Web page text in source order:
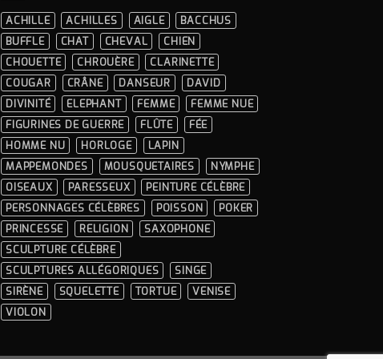
ACHILLE ACHILLES AIGLE
BACCHUS
BUFFLE
CHAT CHEVAL
CHIEN
CHOUETTE
CHROUÈRE
CLARINETTE
COUGAR
CRÂNE DANSEUR
DAVID
DIVINITÉ
ELEPHANT FEMME
FEMME NUE
FIGURINES DE GUERRE
FLÛTE
FÉE
HOMME NU
HORLOGE
LAPIN
MAPPEMONDES
MOUSQUETAIRES
NYMPHE
OISEAUX
PARESSEUX
PEINTURE CÉLÈBRE
PERSONNAGES CÉLÈBRES
POISSON
POKER
PRINCESSE
RELIGION
SAXOPHONE
SCULPTURE CÉLÈBRE
SCULPTURES ALLÉGORIQUES
SINGE
SIRÈNE
SQUELETTE TORTUE
VENISE
VIOLON